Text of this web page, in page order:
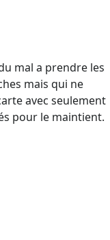
mal a prendre les
mais qui ne
avec seulement
pour le maintient.